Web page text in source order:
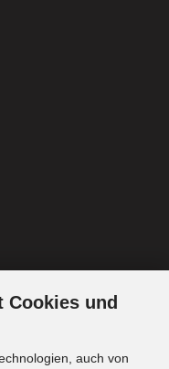
Cookies und
auch von